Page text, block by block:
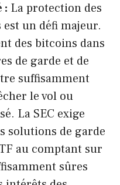
: La protection des
un défi majeur.
des bitcoins dans
de garde et de
suffisamment
le vol ou
La SEC exige
solutions de garde
au comptant sur
sûres